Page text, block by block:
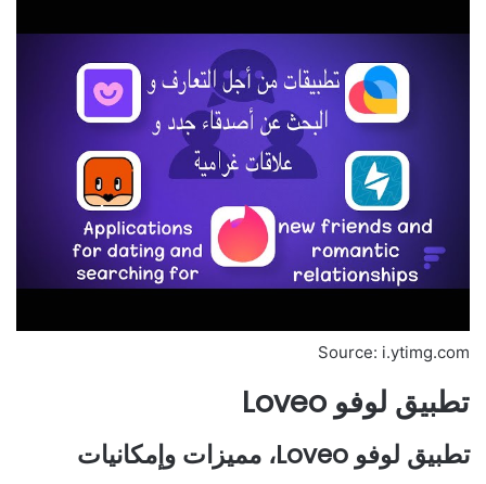
Source: i.ytimg.com
تطبيق لوفو Loveo
تطبيق لوفو Loveo، مميزات وإمكانيات